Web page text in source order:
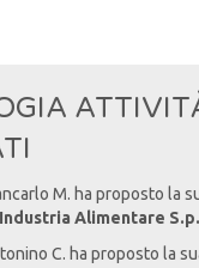
M. ha proposto la
Alimentare
C. ha proposto la